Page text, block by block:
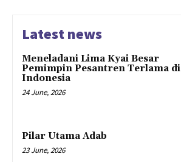
Latest news
Meneladani Lima Kyai Besar
Pemimpin Pesantren Terlama di
Indonesia
24 June, 2026
Pilar Utama Adab
23 June, 2026